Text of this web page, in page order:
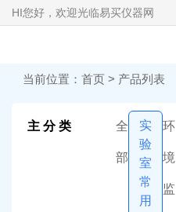
HI您好，欢迎光临易买仪器网
当前位置：首页>产品列表
主 分 类 全
部
实
验
室
常
用
环
境
监